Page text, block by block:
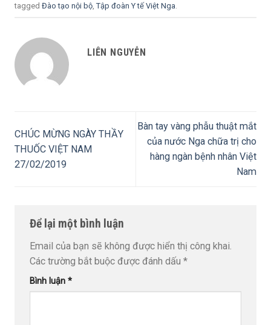
tagged Đào tạo nội bộ ,Tập đoàn Y tế Việt Nga
LIÊN NGUYỄN
CHÚC MỪNG NGÀY THẦY
THUỐC VIỆT NAM
27/02/2019
Bàn tay vàng phẫu thuật mắt
của nước Nga chữa trị cho
hàng ngàn bệnh nhân Việt
Nam
Để lại một bình luận
Email của bạn sẽ không được hiển thị công khai.
Các trường bắt buộc được đánh dấu *
Bình luận *